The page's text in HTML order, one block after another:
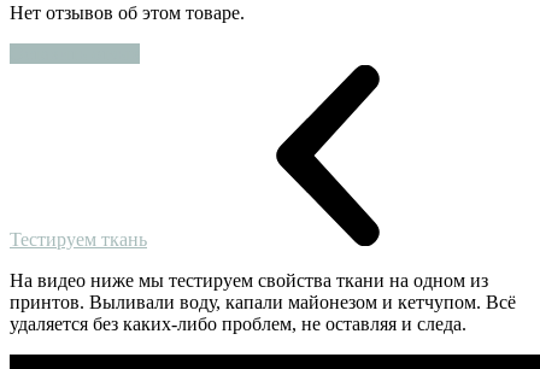
Нет отзывов об этом товаре.
Тестируем ткань
На видео ниже мы тестируем свойства ткани на одном из
принтов. Выливали воду, капали майонезом и кетчупом. Всё
удаляется без каких-либо проблем, не оставляя и следа.